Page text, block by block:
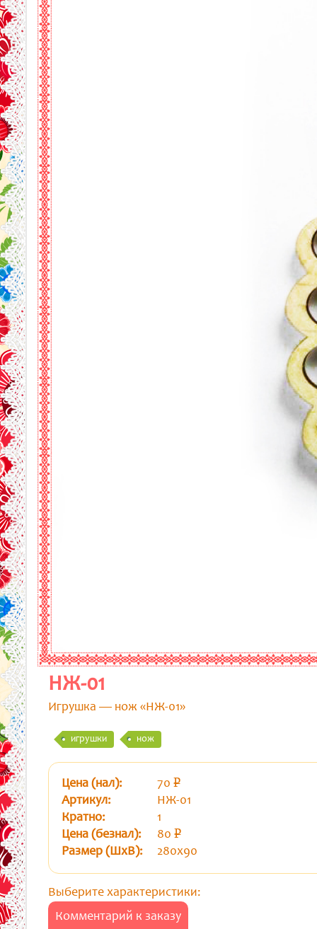
НЖ-01
Игрушка — нож «НЖ-01»
игрушки нож
Цена (нал): 70 p
Артикул:
НЖ-01
Кратно:
1
Цена (безнал):
80 p
Размер (ШхВ): 280х90
Выберите характеристики:
Комментарий к заказу